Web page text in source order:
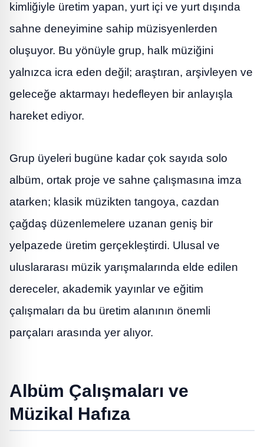
kimliğiyle üretim yapan, yurt içi ve yurt dışında
sahne deneyimine sahip müzisyenlerden
oluşuyor. Bu yönüyle grup, halk müziğini
yalnızca icra eden değil; araştıran, arşivleyen ve
geleceğe aktarmayı hedefleyen bir anlayışla
hareket ediyor.
Grup üyeleri bugüne kadar çok sayıda solo
albüm, ortak proje ve sahne çalışmasına imza
atarken; klasik müzikten tangoya, cazdan
çağdaş düzenlemelere uzanan geniş bir
yelpazede üretim gerçekleştirdi. Ulusal ve
uluslararası müzik yarışmalarında elde edilen
dereceler, akademik yayınlar ve eğitim
çalışmaları da bu üretim alanının önemli
parçaları arasında yer alıyor.
Albüm Çalışmaları ve
Müzikal Hafıza